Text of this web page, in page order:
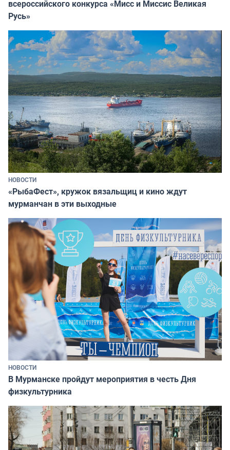
всероссийского конкурса «Мисс и Миссис Великая
Русь»
НОВОСТИ
«РыбаФест», кружок вязальщиц и кино ждут
мурманчан в эти выходные
НОВОСТИ
В Мурманске пройдут мероприятия в честь Дня
физкультурника